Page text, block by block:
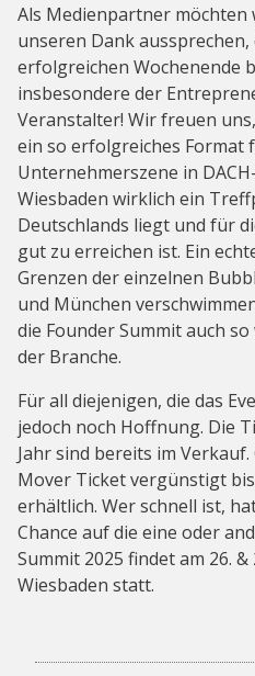
Als Medienpartner möchten
unseren Dank aussprechen,
erfolgreichen Wochenende
insbesondere der
Veranstalter! Wir freuen
ein so erfolgreiches Format
Unternehmerszene in
Wiesbaden wirklich ein
Deutschlands liegt und für
gut zu erreichen ist. Ein
Grenzen der einzelnen
und München
die Founder Summit auch
der Branche.
Für all diejenigen, die das
jedoch noch Hoffnung. Die
Jahr sind bereits im
Mover Ticket vergünstigt
erhältlich. Wer schnell ist,
Chance auf die eine oder
Summit 2025 findet am 26. &
Wiesbaden statt.